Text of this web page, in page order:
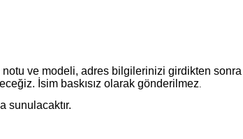
notu ve modeli, adres bilgilerinizi girdikten
İsim baskısız olarak gönderilmez
sunulacaktır.